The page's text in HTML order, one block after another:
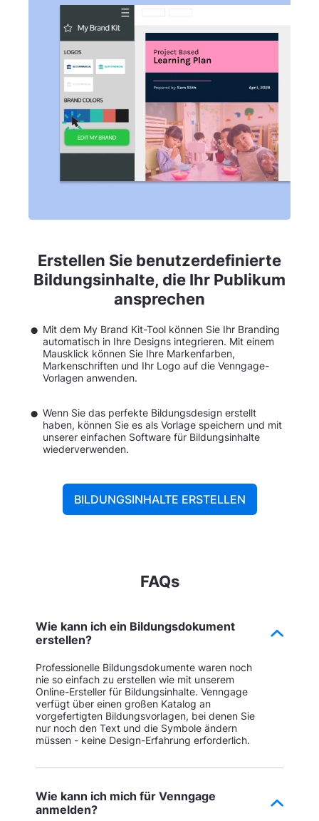
Erstellen Sie benutzerdefinierte
Bildungsinhalte, die Ihr Publikum
ansprechen
Mit dem My Brand Kit-Tool können Sie Ihr Branding
automatisch in Ihre Designs integrieren. Mit einem
Mausklick können Sie Ihre Markenfarben,
Markenschriften und Ihr Logo auf die Venngage-
Vorlagen anwenden.
Wenn Sie das perfekte Bildungsdesign erstellt
haben, können Sie es als Vorlage speichern und mit
unserer einfachen Software für Bildungsinhalte
wiederverwenden.
BILDUNGSINHALTE ERSTELLEN
FAQs
Wie kann ich ein Bildungsdokument
erstellen?
Professionelle Bildungsdokumente waren noch
nie so einfach zu erstellen wie mit unserem
Online-Ersteller für Bildungsinhalte. Venngage
verfügt über einen großen Katalog an
vorgefertigten Bildungsvorlagen, bei denen Sie
nur noch den Text und die Symbole ändern
müssen - keine Design-Erfahrung erforderlich.
Wie kann ich mich für Venngage
anmelden?